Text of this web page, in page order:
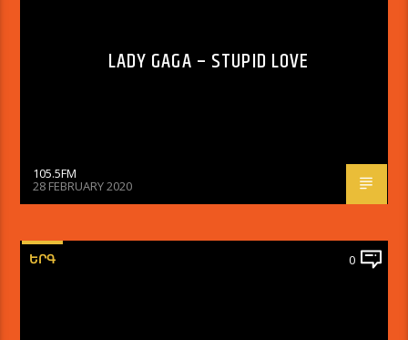
LADY GAGA – STUPID LOVE
105.5FM
28 FEBRUARY 2020
ԵՐԳ 0